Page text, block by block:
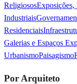
ReligiososExposições,
Industriais
Residenciais
Galerias e Espaços
UrbanismoPaisagismo
Por Arquiteto